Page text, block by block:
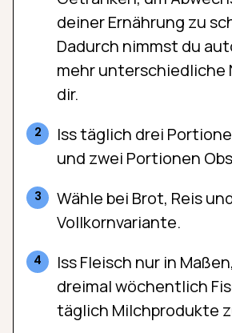
deiner Ernährung zu
Dadurch nimmst du
mehr unterschiedliche
dir.
Iss täglich drei
und zwei Portionen
Wähle bei Brot, Reis
Vollkornvariante.
Iss Fleisch nur in
dreimal wöchentlich
täglich Milchprodukte